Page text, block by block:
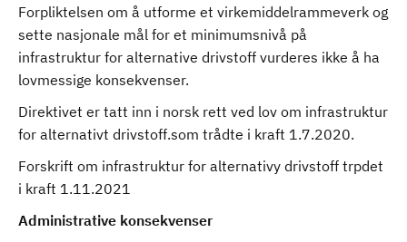
Forpliktelsen om å utforme et virkemiddelrammeverk og
sette nasjonale mål for et minimumsnivå på
infrastruktur for alternative drivstoff vurderes ikke å ha
lovmessige konsekvenser.
Direktivet er tatt inn i norsk rett ved lov om infrastruktur
for alternativt drivstoff.som trådte i kraft 1.7.2020.
Forskrift om infrastruktur for alternativy drivstoff trpdet
i kraft 1.11.2021
Administrative konsekvenser